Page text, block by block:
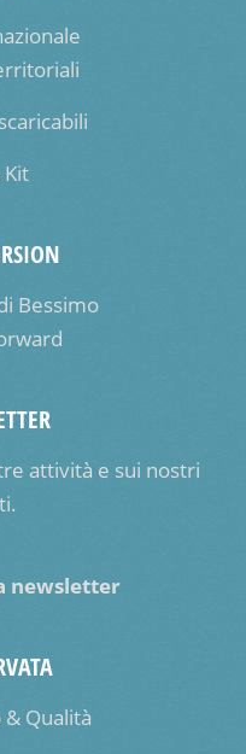
Kit
Bessimo
attività e sui nostri
newsletter
Qualità